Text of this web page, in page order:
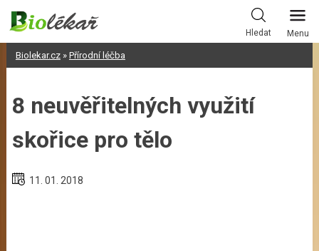
Skip
content
Hledat Menu
Biolekar.cz» Přírodní léčba
8 neuvěřitelných využití
skořice pro tělo
11. 01. 2018